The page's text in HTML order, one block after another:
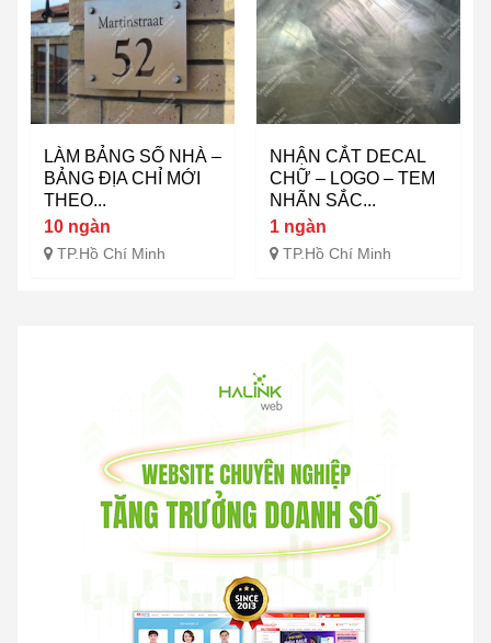
LÀM BẢNG SỐ NHÀ –
BẢNG ĐỊA CHỈ MỚI
THEO...
10 ngàn
TP.Hồ Chí Minh
NHẬN CẮT DECAL
CHỮ – LOGO – TEM
NHÃN SẮC...
1 ngàn
TP.Hồ Chí Minh